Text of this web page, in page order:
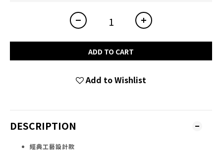
ADD TO CART
Add to Wishlist
DESCRIPTION
經典工藝設計款